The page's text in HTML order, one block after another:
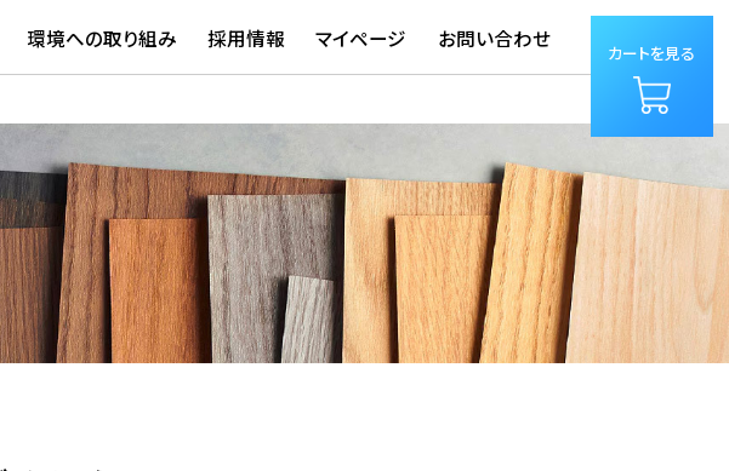
環境への取り組み 採用情報 マイページ お問い合わせ
カートを見る